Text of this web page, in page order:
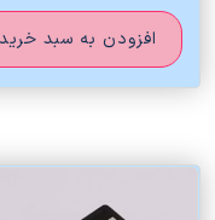
افزودن به سبد خرید